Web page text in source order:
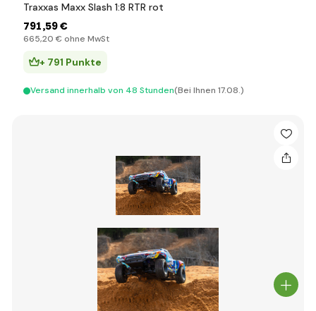
Traxxas Maxx Slash 1:8 RTR rot
791,59 €
665,20 € ohne MwSt
+ 791 Punkte
Versand innerhalb von 48 Stunden(Bei Ihnen 17.08.)